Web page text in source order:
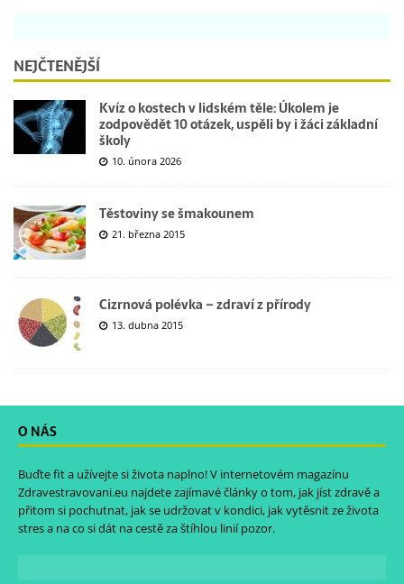
NEJČTENĚJŠÍ
Kvíz o kostech v lidském těle: Úkolem je
zodpovědět 10 otázek, uspěli by i žáci základní
školy
10. února 2026
Těstoviny se šmakounem
21. března 2015
Cizrnová polévka – zdraví z přírody
13. dubna 2015
O NÁS
Buďte fit a užívejte si života naplno! V internetovém magazínu
Zdravestravovani.eu najdete zajímavé články o tom, jak jíst zdravě a
přitom si pochutnat, jak se udržovat v kondici, jak vytěsnit ze života
stres a na co si dát na cestě za štíhlou linií pozor.